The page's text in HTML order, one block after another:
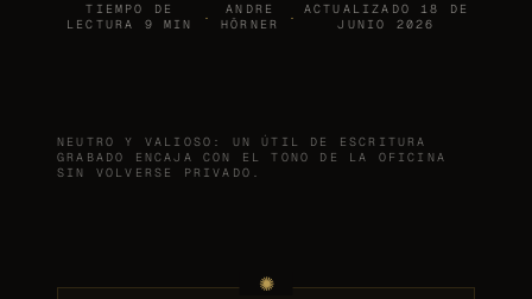
TIEMPO DE
LECTURA 9 MIN
·
ANDRE
HÖRNER
·
ACTUALIZADO 18 DE
JUNIO 2026
NEUTRO Y VALIOSO: UN ÚTIL DE ESCRITURA
GRABADO ENCAJA CON EL TONO DE LA OFICINA
SIN VOLVERSE PRIVADO.